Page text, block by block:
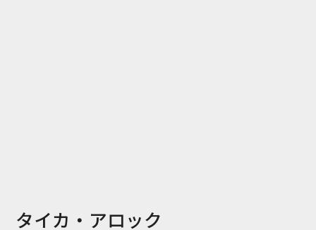
タイカ・アロック